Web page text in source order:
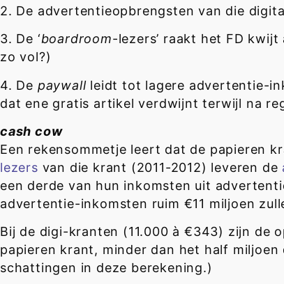
2. De advertentieopbrengsten van die
3. De ‘boardroom-lezers’ raakt het FD
zo vol?)
4. De paywallleidt tot lagere advertentie-
dat ene gratis artikel verdwijnt terwijl na
cash cow
Een rekensommetje leert dat de papieren
lezers van die krant (2011-2012) leveren de
een derde van hun inkomsten uit
advertentie-inkomsten ruim €11 miljoen
Bij de digi-kranten (11.000 à €343) zijn de
papieren krant, minder dan het half
schattingen in deze berekening.)